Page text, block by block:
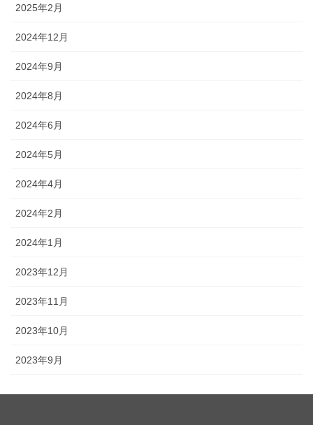
2025年2月
2024年12月
2024年9月
2024年8月
2024年6月
2024年5月
2024年4月
2024年2月
2024年1月
2023年12月
2023年11月
2023年10月
2023年9月